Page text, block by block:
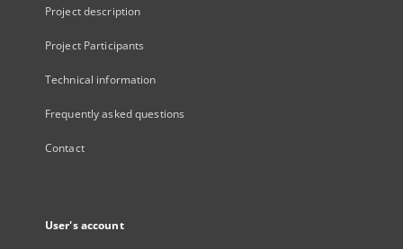
Project description
Project Participants
Technical information
Frequently asked questions
Contact
User's account